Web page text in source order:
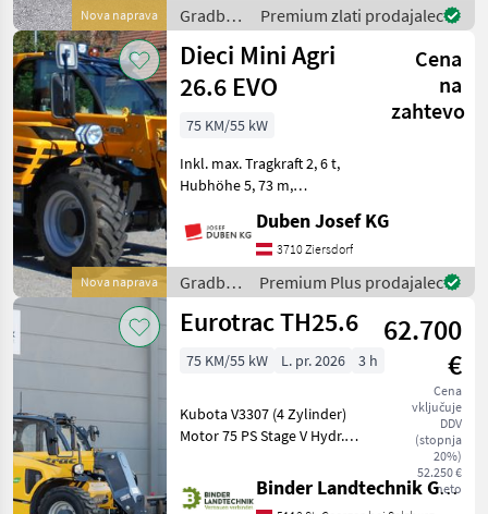
Nova naprava
Anhängekupplung + Bereifu
Gradbeni
stroji /
Giant
Premium zlati prodajalec
Nova naprava
Dieci Mini Agri
26.6 EVO
Cena
na
zahtevo
75 KM/55 kW
Inkl. max. Tragkraft 2, 6 t,
Hubhöhe 5, 73 m,
elektroproportinaler
Joystick 4 in 1 mit Flow
Sharing und FNR-
Umschaltung, Klimaanlage,
hydr. Schnellwe
Duben Josef KG
3710 Ziersdorf
Gradbeni
stroji /
Dieci
Premium Plus prodajalec
Eurotrac TH25.6
62.700
€
Cena
vključuje
DDV
(stopnja
20%)
52.250 €
neto
75 KM/55 kW L. pr. 2026 3 h
Kubota V3307 (4 Zylinder)
Motor 75 PS Stage V Hydr.
Aufnahme Bereifung: 12×16,
5 NHS 4×4 Allradantrieb
Binder Landtechnik GmbH & CoKG